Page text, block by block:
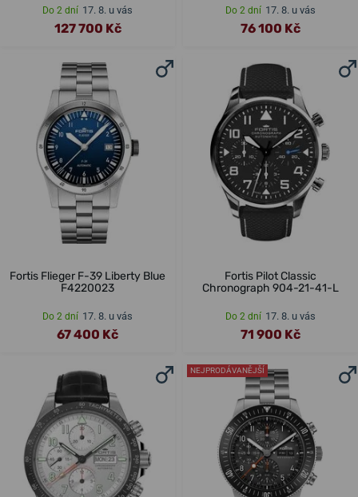
Do 2 dní 17. 8. u vás
127 700 Kč
Do 2 dní 17. 8. u vás
76 100 Kč
Fortis Flieger F-39 Liberty Blue
F4220023
Do 2 dní 17. 8. u vás
67 400 Kč
Fortis Pilot Classic
Chronograph 904-21-41-L
Do 2 dní 17. 8. u vás
71 900 Kč
NEJPRODÁVANĚJŠÍ